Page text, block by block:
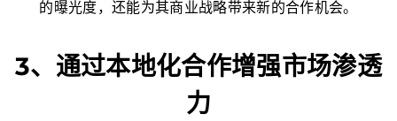
的曝光度，还能为其商业战略带来新的合作机会。
3、通过本地化合作增强市场渗透
力